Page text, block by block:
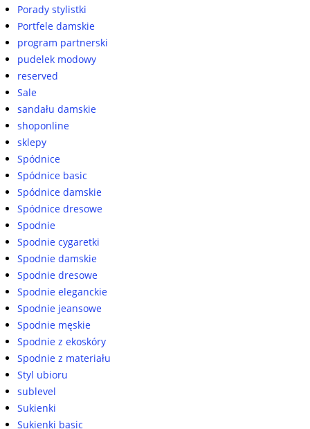
Porady stylistki
Portfele damskie
program partnerski
pudelek modowy
reserved
Sale
sandału damskie
shoponline
sklepy
Spódnice
Spódnice basic
Spódnice damskie
Spódnice dresowe
Spodnie
Spodnie cygaretki
Spodnie damskie
Spodnie dresowe
Spodnie eleganckie
Spodnie jeansowe
Spodnie męskie
Spodnie z ekoskóry
Spodnie z materiału
Styl ubioru
sublevel
Sukienki
Sukienki basic